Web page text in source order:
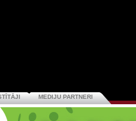
MEDIJU PARTNERI